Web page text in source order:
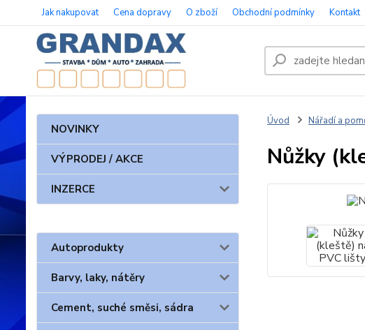
Jak nakupovat Cena dopravy O zboží Obchodní podmínky Kontakt
NOVINKY
VÝPRODEJ / AKCE
INZERCE
Autoprodukty
Barvy, laky, nátěry
Cement, suché směsi, sádra
Úvod Nářadí a
Nůžky